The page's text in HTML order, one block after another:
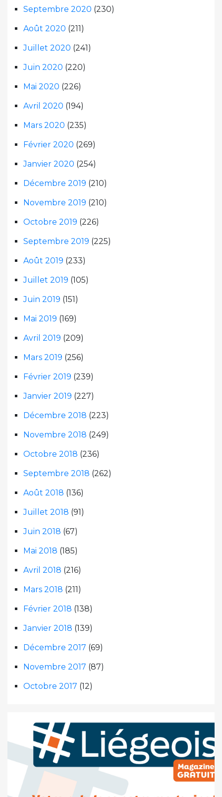
Septembre 2020 (230)
Août 2020 (211)
Juillet 2020 (241)
Juin 2020 (220)
Mai 2020 (226)
Avril 2020 (194)
Mars 2020 (235)
Février 2020 (269)
Janvier 2020 (254)
Décembre 2019 (210)
Novembre 2019 (210)
Octobre 2019 (226)
Septembre 2019 (225)
Août 2019 (233)
Juillet 2019 (105)
Juin 2019 (151)
Mai 2019 (169)
Avril 2019 (209)
Mars 2019 (256)
Février 2019 (239)
Janvier 2019 (227)
Décembre 2018 (223)
Novembre 2018 (249)
Octobre 2018 (236)
Septembre 2018 (262)
Août 2018 (136)
Juillet 2018 (91)
Juin 2018 (67)
Mai 2018 (185)
Avril 2018 (216)
Mars 2018 (211)
Février 2018 (138)
Janvier 2018 (139)
Décembre 2017 (69)
Novembre 2017 (87)
Octobre 2017 (12)